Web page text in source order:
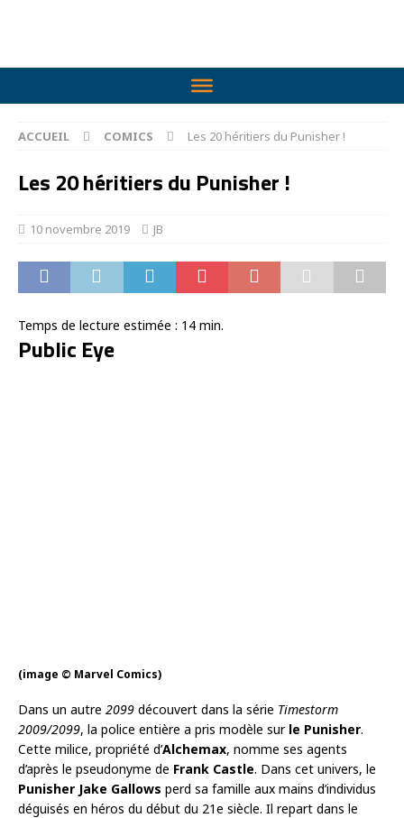
ACCUEIL COMICS Les 20 héritiers du Punisher !
Les 20 héritiers du Punisher !
10 novembre 2019 JB
Temps de lecture estimée : 14 min.
Public Eye
(image © Marvel Comics)
Dans un autre 2099 découvert dans la série Timestorm
2009/2099, la police entière a pris modèle sur le Punisher.
Cette milice, propriété d’Alchemax, nomme ses agents
d’après le pseudonyme de Frank Castle. Dans cet univers, le
Punisher Jake Gallows perd sa famille aux mains d’individus
déguisés en héros du début du 21e siècle. Il repart dans le